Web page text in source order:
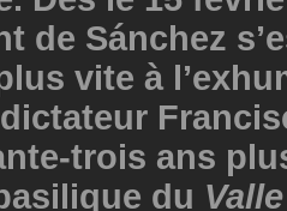
de Sánchez
vite à
trois ans
du